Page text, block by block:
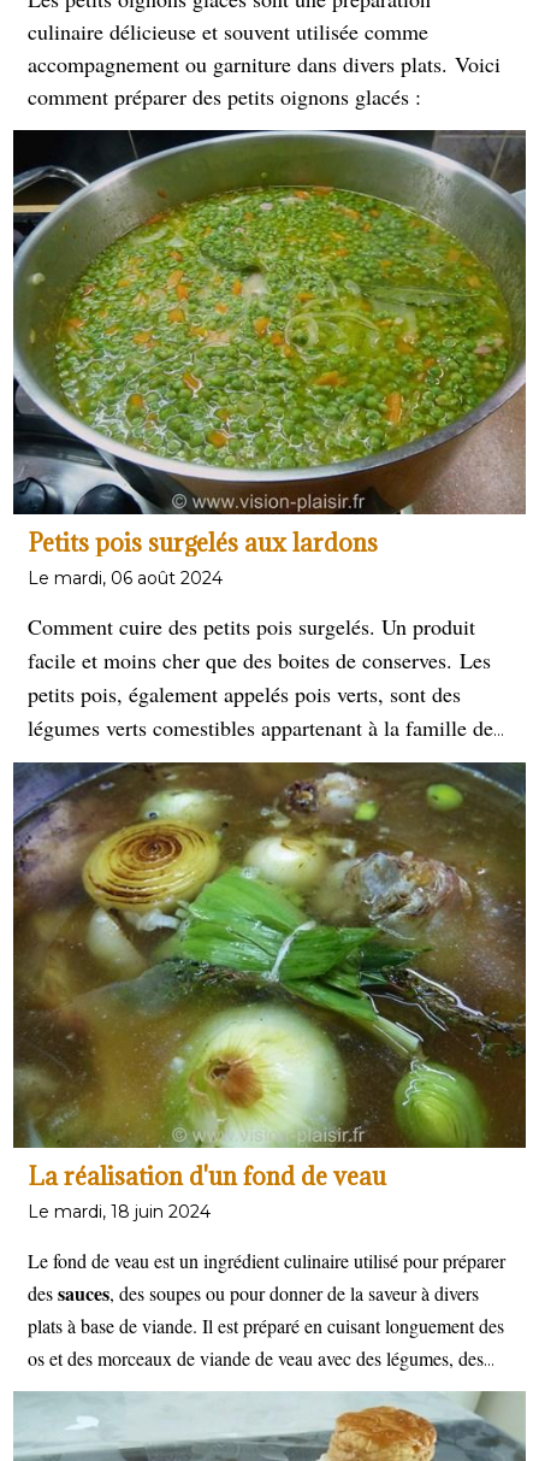
culinaire délicieuse et souvent utilisée comme
accompagnement ou garniture dans divers plats. Voici
comment préparer des petits oignons glacés :
Petits pois surgelés aux lardons
Le mardi, 06 août 2024
Comment cuire des petits pois surgelés. Un produit
facile et moins cher que des boites de conserves. Les
petits pois, également appelés pois verts, sont des
légumes verts comestibles appartenant à la famille des
Fabacées. Ils sont appréciés pour leur saveur sucrée,
leur texture croquante et leur valeur nutritionnelle.
La réalisation d'un fond de veau
Le mardi, 18 juin 2024
Le fond de veau est un ingrédient culinaire utilisé pour préparer
dessauces, des soupes ou pour donner de la saveur à divers
plats à base de viande. Il est préparé en cuisant longuement des
os et des morceaux de viande de veau avec des légumes, des
herbes aromatiques et de l'eau pour extraire les arômes, les
saveurs et les nutriments de la viande.